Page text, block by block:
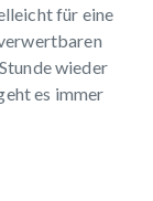
für eine
wieder
es immer